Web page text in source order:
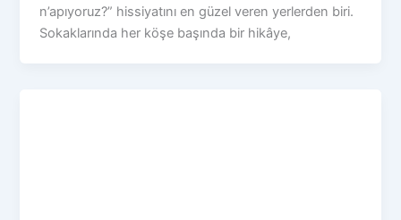
n’apıyoruz?” hissiyatını en güzel veren yerlerden biri.
Sokaklarında her köşe başında bir hikâye,